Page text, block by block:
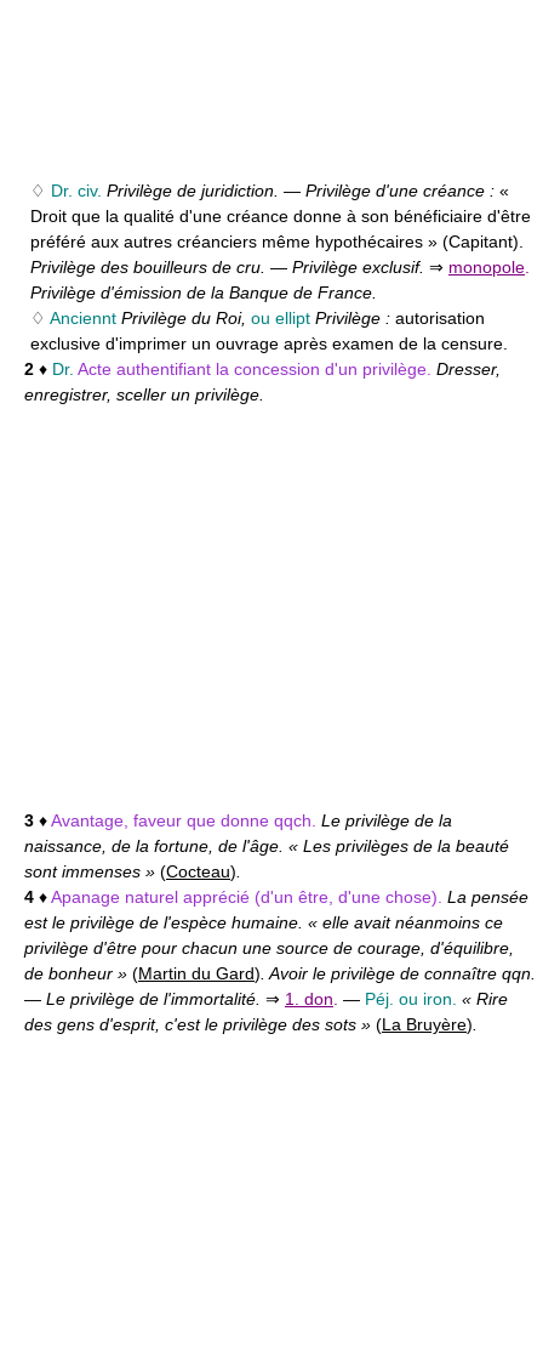
♢ Dr. civ. Privilège de juridiction. — Privilège d'une créance : «
Droit que la qualité d'une créance donne à son bénéficiaire d'être
préféré aux autres créanciers même hypothécaires » (Capitant).
Privilège des bouilleurs de cru. — Privilège exclusif. ⇒ monopole
Privilège d'émission de la Banque de France.
♢ Anciennt Privilège du Roi, ou ellipt Privilège : autorisation
exclusive d'imprimer un ouvrage après examen de la censure.
2 ♦ Dr. Acte authentifiant la concession d'un privilège. Dresser,
enregistrer, sceller un privilège.
3 ♦Avantage, faveur que donne qqch. Le privilège de la
naissance, de la fortune, de l'âge. « Les privilèges de la beauté
sont immenses » (Cocteau)
4 ♦Apanage naturel apprécié (d'un être, d'une chose). La pensée
est le privilège de l'espèce humaine. « elle avait néanmoins ce
privilège d'être pour chacun une source de courage, d'équilibre,
de bonheur » (Martin du Gard) . Avoir le privilège de connaître qqn.
— Le privilège de l'immortalité. ⇒ 1. don — Péj. ou iron. « Rire
des gens d'esprit, c'est le privilège des sots » (La Bruyère)